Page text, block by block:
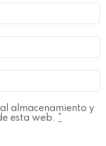
almacenamiento y
esta web.